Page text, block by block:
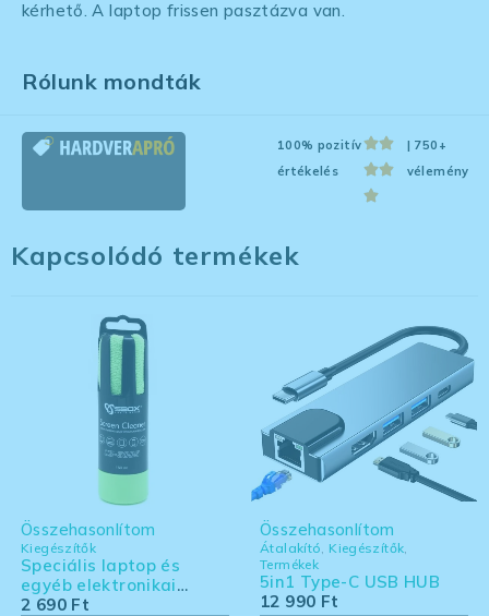
kérhető. A laptop frissen pasztázva van.
Rólunk mondták
100% pozitív
értékelés
| 750+
vélemény
Kapcsolódó termékek
Kiegészítők
Speciális laptop és
egyéb elektronikai
eszköz tisztító készlet -
Összehasonlítom
2 690 Ft
Átalakító Kiegészítők
Termékek
5in1 Type-C USB HUB
Összehasonlítom
12 990 Ft